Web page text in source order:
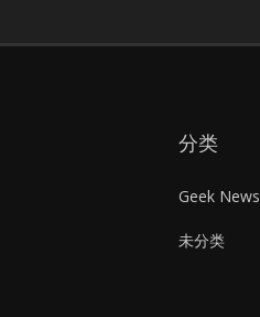
分类
Geek News
未分类